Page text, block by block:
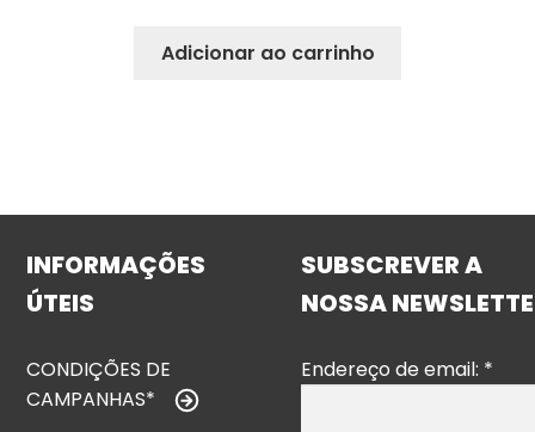
Adicionar ao carrinho
INFORMAÇÕES
ÚTEIS
CONDIÇÕES DE
CAMPANHAS*
SUBSCREVER A
NOSSA
Endereço de email: *